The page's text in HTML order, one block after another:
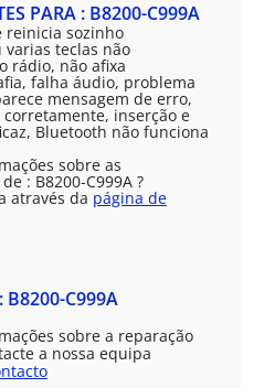
PARA : B8200-C999A
reinicia sozinho
teclas não
rádio, não afixa
falha áudio, problema
mensagem de erro,
inserção e
Bluetooth não funciona
sobre as
: B8200-C999A ?
através da página de
B8200-C999A
sobre a reparação
a nossa equipa